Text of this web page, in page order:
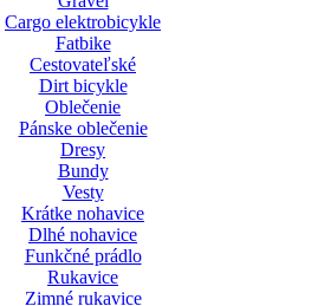
Cargo elektrobicykle
Fatbike
Cestovateľské
Dirt bicykle
Oblečenie
Pánske oblečenie
Dresy
Bundy
Vesty
Krátke nohavice
Dlhé nohavice
Funkčné prádlo
Rukavice
Zimné rukavice